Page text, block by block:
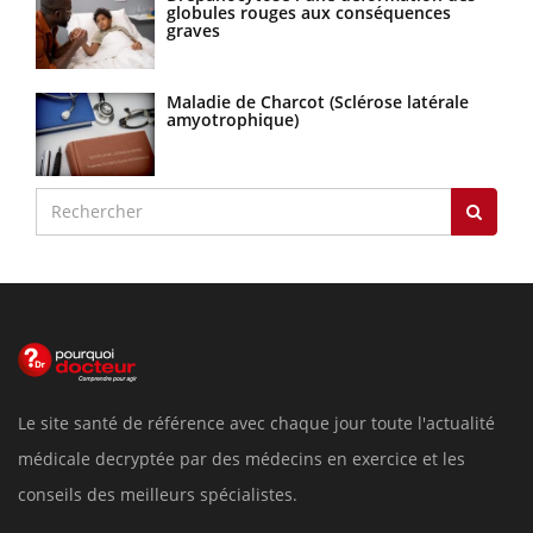
globules rouges aux conséquences
graves
Maladie de Charcot (Sclérose latérale
amyotrophique)
Le site santé de référence avec chaque jour toute l'actualité
médicale decryptée par des médecins en exercice et les
conseils des meilleurs spécialistes.